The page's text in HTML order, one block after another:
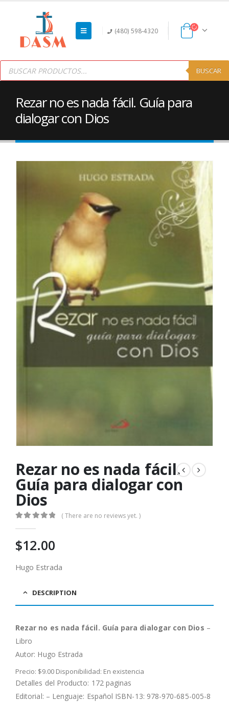
(480) 598-4320
Products
search BUSCAR
Rezar no es nada fácil. Guía para
dialogar con Dios
Rezar no es nada fácil.
Guía para dialogar con
Dios
( There are no reviews yet. )
$12.00
Hugo Estrada
DESCRIPTION
Rezar no es nada fácil. Guía para dialogar con Dios –
Libro
Autor: Hugo Estrada
Precio: $9.00 Disponibilidad: En existencia
Detalles del Producto: 172 paginas
Editorial: – Lenguaje: Español ISBN-13: 978-970-685-005-8